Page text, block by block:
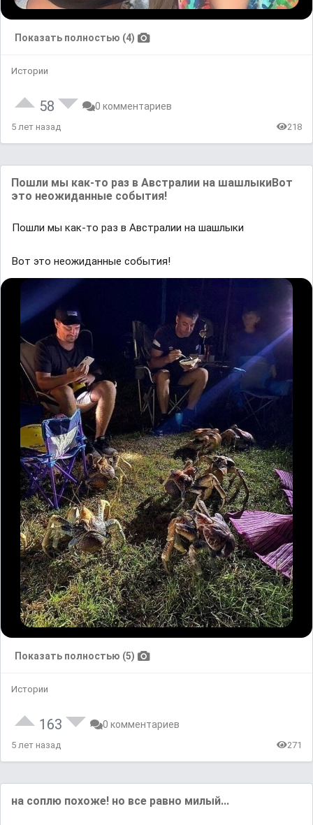
Показать полностью (4)
Истории
58 0 комментариев
5 лет назад 218
Пошли мы как-то раз в Австралии на шашлыкиВот
это неожиданные события!
Пошли мы как-то раз в Австралии на шашлыки
Вот это неожиданные события!
Показать полностью (5)
Истории
163 0 комментариев
5 лет назад 271
на соплю похоже! но все равно милый...